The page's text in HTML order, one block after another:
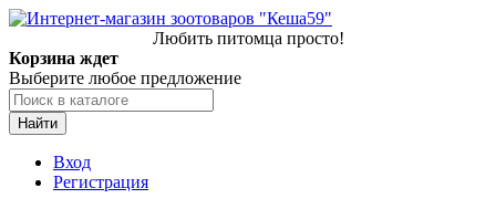
Любить питомца просто!
Корзина ждет
Выберите любое предложение
Найти
Вход
Регистрация